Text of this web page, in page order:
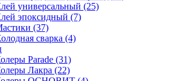
универсальный (25)
эпоксидный (7)
(37)
сварка (4)
Parade (31)
Лакра (22)